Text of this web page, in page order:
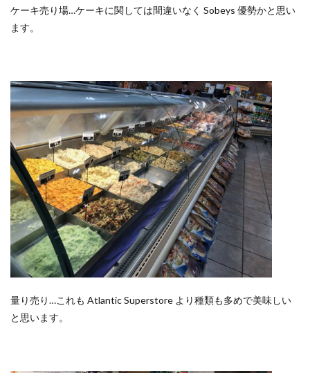
ケーキ売り場…ケーキに関しては間違いなく Sobeys 優勢かと思い
ます。
量り売り…これも Atlantic Superstore より種類も多めで美味しい
と思います。